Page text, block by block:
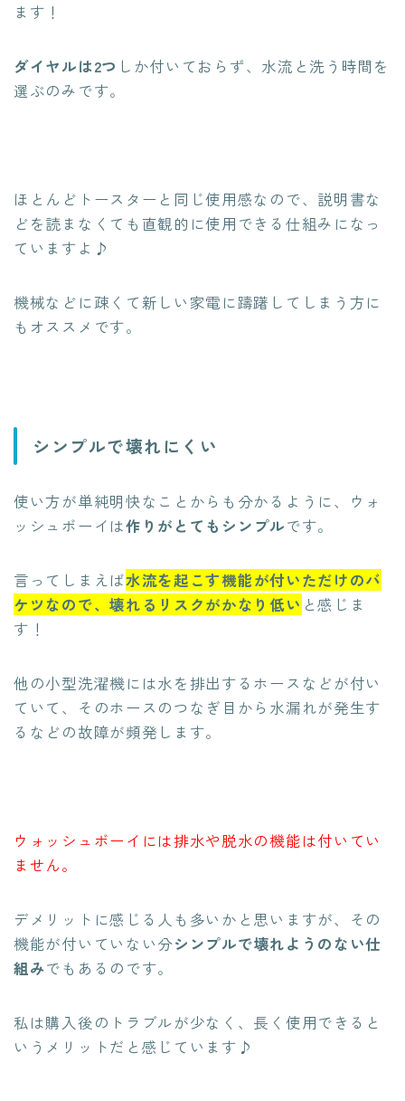
ます！
ダイヤルは2つ しか付いておらず、水流と洗う時間を
選ぶのみです。
ほとんどトースターと同じ使用感なので、説明書な
どを読まなくても直観的に使用できる仕組みになっ
ていますよ♪
機械などに疎くて新しい家電に躊躇してしまう方に
もオススメです。
シンプルで壊れにくい
使い方が単純明快なことからも分かるように、ウォ
ッシュボーイは作りがとてもシンプルです。
言ってしまえば水流を起こす機能が付いただけのバ
ケツなので、壊れるリスクがかなり低い と感じま
す！
他の小型洗濯機には水を排出するホースなどが付い
ていて、そのホースのつなぎ目から水漏れが発生す
るなどの故障が頻発します。
ウォッシュボーイには排水や脱水の機能は付いてい
ません。
デメリットに感じる人も多いかと思いますが、その
機能が付いていない分シンプルで壊れようのない仕
組みでもあるのです。
私は購入後のトラブルが少なく、長く使用できると
いうメリットだと感じています♪